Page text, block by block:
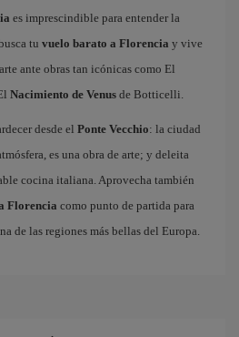
es imprescindible para entender la
tu vuelo barato a Florencia y vive
ante obras tan icónicas como El
Nacimiento de Venus de Botticelli.
desde el Ponte Vecchio: la ciudad
es una obra de arte; y deleita
cocina italiana. Aprovecha también
Florencia como punto de partida para
de las regiones más bellas del Europa.